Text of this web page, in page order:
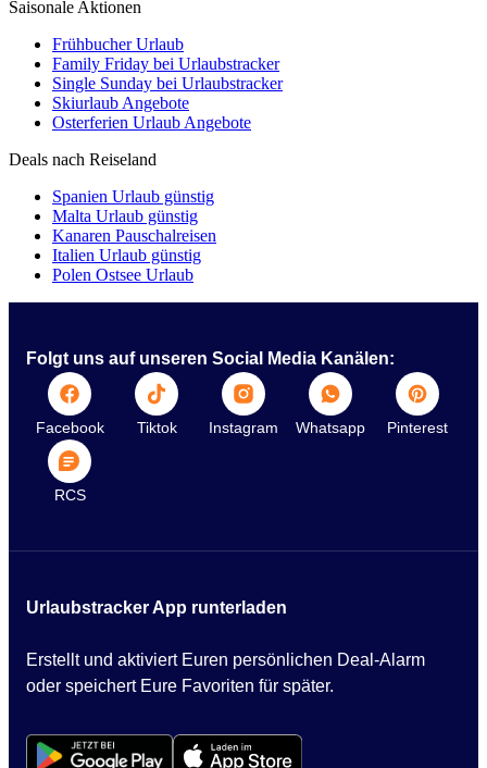
Saisonale Aktionen
Frühbucher Urlaub
Family Friday bei Urlaubstracker
Single Sunday bei Urlaubstracker
Skiurlaub Angebote
Osterferien Urlaub Angebote
Deals nach Reiseland
Spanien Urlaub günstig
Malta Urlaub günstig
Kanaren Pauschalreisen
Italien Urlaub günstig
Polen Ostsee Urlaub